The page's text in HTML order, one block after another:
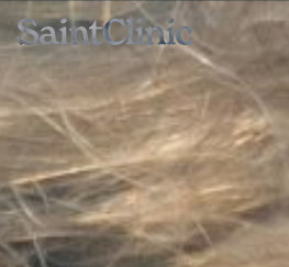
Pular para o conteúdo